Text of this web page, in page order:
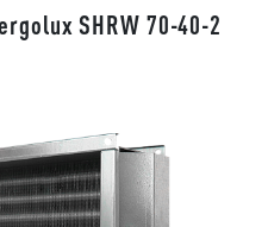
SHRW 70-40-2